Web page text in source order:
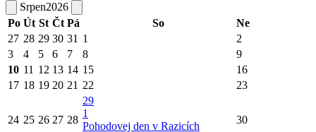
Srpen2026
Po Út St Čt Pá So
Ne
27 28 29 30 31 1
2
3
4 5 6 7 8
9
10 11 12 13 14 15
16
17 18 19 20 21 22 23
24 25 26 27 28
29
1
Pohodovej den v Razicích
30